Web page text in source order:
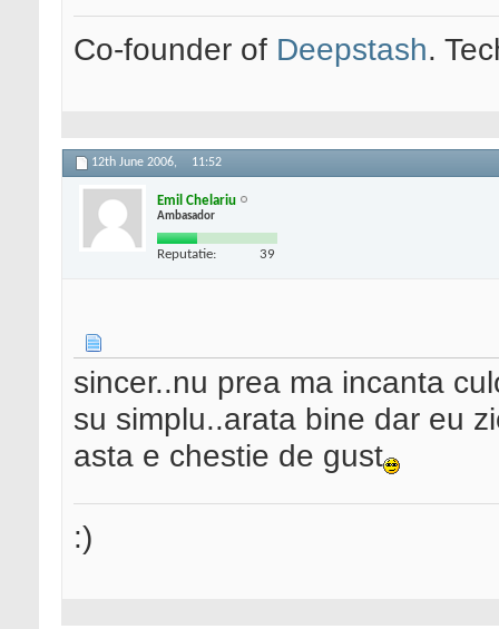
Co-founder of Deepstash.
12th June 2006, 11:52
Emil Chelariu
Ambasador
Reputatie: 39
sincer..nu prea ma incanta
su simplu..arata bine dar eu
asta e chestie de gust
:)